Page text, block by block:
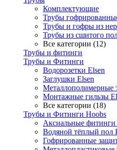
Комплектующие
Трубы
Трубы и гофры из
Трубы из сшитого
Все категории (12)
Трубы и фитинги
Трубы и Фитинги
Водорозетки Elsen
Заглушки Elsen
Металлополимерные
Монтажные гильзы
Все категории (18)
Трубы и Фитинги Hoobs
Аксиальные фитинги
Водяной тёплый пол
Гофрированные